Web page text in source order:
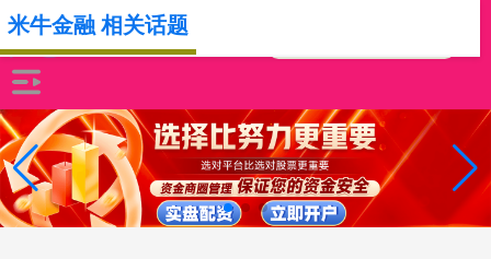
米牛金融 相关话题